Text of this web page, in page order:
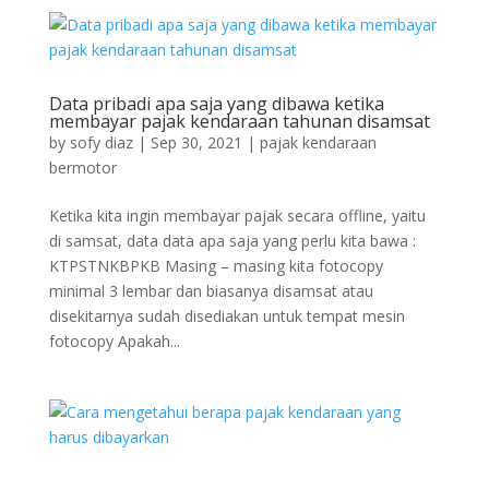
Data pribadi apa saja yang dibawa ketika
membayar pajak kendaraan tahunan disamsat
by sofy diaz| Sep 30, 2021 | pajak kendaraan
bermotor
Ketika kita ingin membayar pajak secara offline, yaitu
di samsat, data data apa saja yang perlu kita bawa :
KTPSTNKBPKB Masing – masing kita fotocopy
minimal 3 lembar dan biasanya disamsat atau
disekitarnya sudah disediakan untuk tempat mesin
fotocopy Apakah...